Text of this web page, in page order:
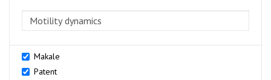
Makale
Patent